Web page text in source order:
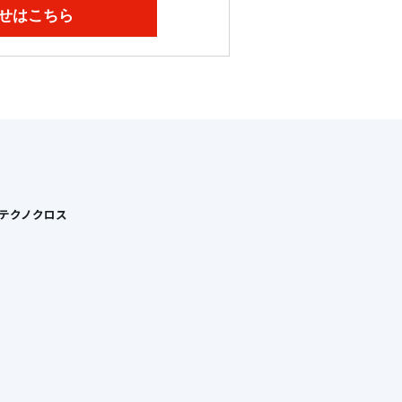
はこちら
クノクロス